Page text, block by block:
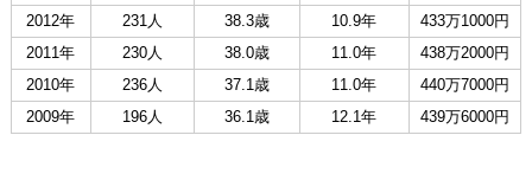
2012年
231人 38.3歳 10.9年
433万1000円
2011年
230人 38.0歳 11.0年
438万2000円
2010年
236人 37.1歳 11.0年
440万7000円
2009年
196人 36.1歳 12.1年 439万6000円